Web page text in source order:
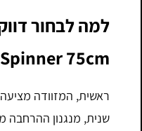
75cm?
ראשית, המזוודה מציעה
שנית, מנגנון ההרחבה